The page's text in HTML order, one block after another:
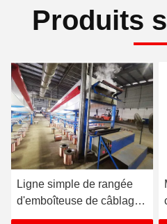
Produits
Ligne simple de rangée
d'emboîteuse de câblage
cuivre de la CE 380V-